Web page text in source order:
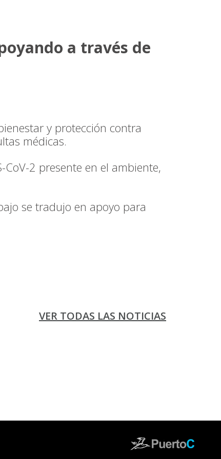
a través de
y protección contra
médicas.
2 presente en el ambiente,
se tradujo en apoyo para
VER TODAS LAS NOTICIAS